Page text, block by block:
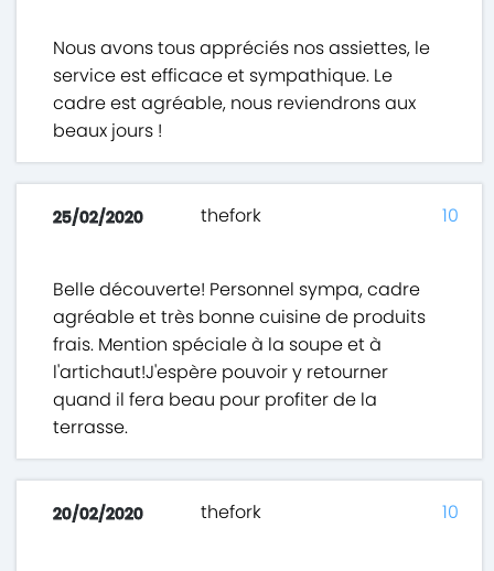
Nous avons tous appréciés nos assiettes, le
service est efficace et sympathique. Le
cadre est agréable, nous reviendrons aux
beaux jours !
25/02/2020 thefork
Belle découverte! Personnel sympa, cadre
agréable et très bonne cuisine de produits
frais. Mention spéciale à la soupe et à
l'artichaut!J'espère pouvoir y retourner
quand il fera beau pour profiter de la
terrasse.
10
20/02/2020 thefork 10